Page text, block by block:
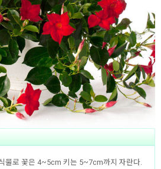
물로 꽃은 4~5cm 키는 5~7cm까지 자란다.